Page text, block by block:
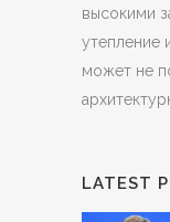
высокими
утепление
может не
LATEST